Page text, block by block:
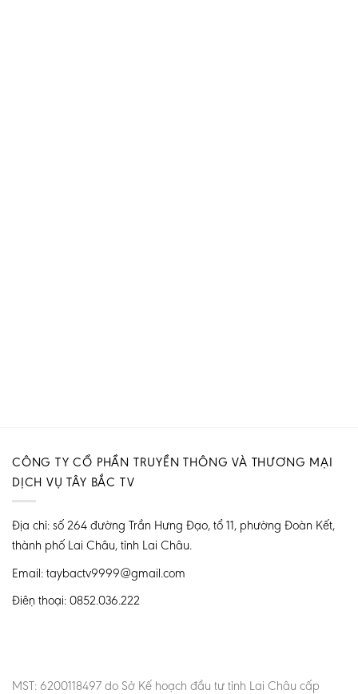
CÔNG TY CỔ PHẦN TRUYỀN THÔNG VÀ THƯƠNG MẠI
DỊCH VỤ TÂY BẮC TV
Địa chỉ: số 264 đường Trần Hưng Đạo, tổ 11, phường Đoàn Kết,
thành phố Lai Châu, tỉnh Lai Châu.
Email: taybactv9999@gmail.com
Điện thoại: 0852.036.222
MST: 6200118497 do Sở Kế hoạch đầu tư tỉnh Lai Châu cấp